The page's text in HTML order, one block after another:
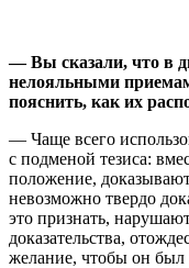
— Вы сказали, что в
нелояльными
пояснить, как их
— Чаще всего
с подменой тезиса:
положение,
невозможно твердо
это признать,
доказательства,
желание, чтобы он